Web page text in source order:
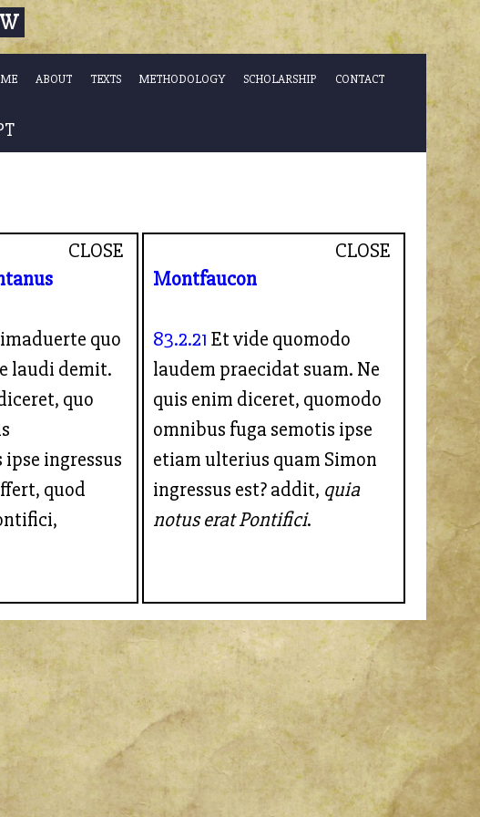
ABOUT TEXTS METHODOLOGY SCHOLARSHIP CONTACT
CLOSE
quo
laudi demit.
quo
ingressus
quod
CLOSE
Montfaucon
83.2.21 Et vide quomodo
laudem praecidat suam. Ne
quis enim diceret, quomodo
omnibus fuga semotis ipse
etiam ulterius quam Simon
ingressus est? addit, quia
notus erat Pontifici.